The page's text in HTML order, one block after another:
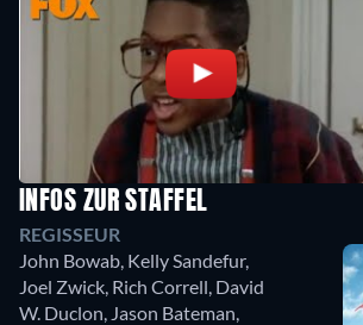
INFOS ZUR STAFFEL
REGISSEUR
John Bowab Kelly Sandefur,
Joel Zwick Rich Correll David
W. Duclon Jason Bateman